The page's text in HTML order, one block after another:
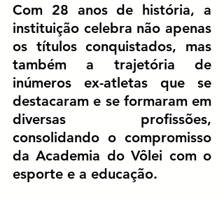
Com 28 anos de história, a
instituição celebra não apenas
os títulos conquistados, mas
também a trajetória de
inúmeros ex-atletas que se
destacaram e se formaram em
diversas profissões,
consolidando o compromisso
da Academia do Vôlei com o
esporte e a educação.